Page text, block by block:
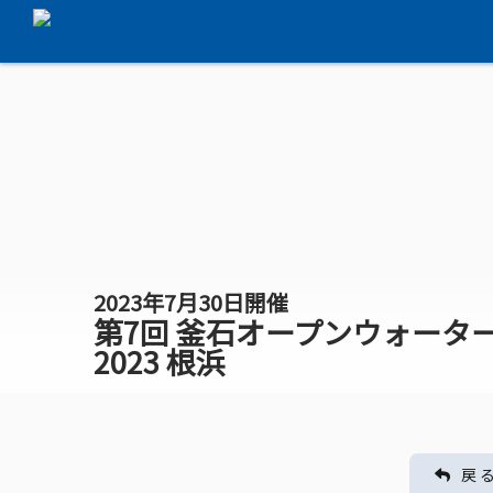
2023年7月30日開催
第7回 釜石オープンウォータ
2023 根浜
戻 る